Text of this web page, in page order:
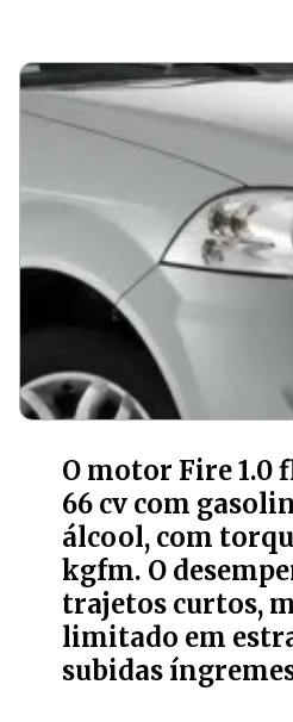
O motor Fire 1.0
66 cv com
álcool, com
kgfm. O
trajetos curtos,
limitado em
subidas